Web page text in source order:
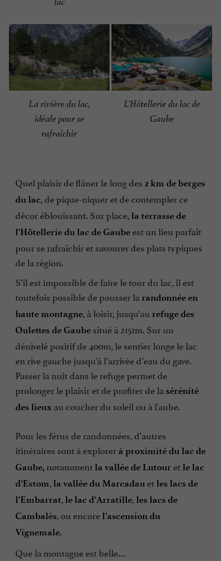
La rivière du lac,
idéale pour se
rafraichir
L’Hôtellerie du lac de
Gaube
Quel plaisir de flâner le long des 2 km de berges
du lac, de pique-niquer et de contempler ce
décor éblouissant. Sur place, la terrasse de
l’Hôtellerie du lac de Gaube est un lieu parfait
pour se rafraîchir et savourer des plats typiques
de la région.
S’il est impossible de faire le tour du lac, il est
toutefois possible de pousser la randonnée en
haute montagne, à loisir, jusqu’au refuge des
Oulettes de Gaube situé à 2151m. Sur un
dénivelé positif de 400m, le sentier longe le lac
en rive gauche jusqu’à l’arrivée d’eau du gave.
Passer la nuit dans le refuge permet de
prolonger le plaisir et de profiter de la sérénité
des lieux au coucher du soleil ou à l'aube.
Pour les férus de randonnées, d’autres
itinéraires sont à explorer à proximité du lac de
Gaube, notammentla vallée de Lutour etle lac
d’Estom, la vallée du Marcadau etles lacs de
l’Embarrat, le lac d’Arratille, les lacs de
Cambalès, ou encorel’ascension du
Vignemale.
Que la montagne est belle…